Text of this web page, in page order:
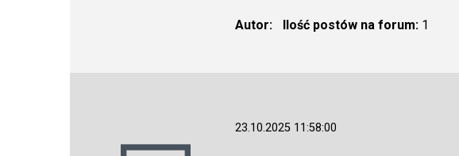
Autor: Ilość postów na forum:1
23.10.2025 11:58:00